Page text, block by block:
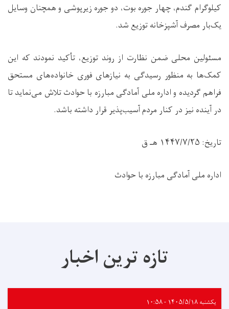
کیلوگرام گندم، چهار جوره بوت، دو جوره زیرپوشی و همچنان وسایل
یک‌بار مصرف آشپزخانه توزیع شد.
مسئولین محلی ضمن نظارت از روند توزیع، تأکید نمودند که این
کمک‌ها به منظور رسیدگی به نیازهای فوری خانواده‌های مستحق
فراهم گردیده و اداره ملی آمادگی مبارزه با حوادث تلاش می‌نماید تا
در آینده نیز در کنار مردم آسیب‌پذیر قرار داشته باشد.
تاریخ: ۱۴۴۷/۷/۲۵ هـ ق
اداره ملی آمادگی مبارزه با حوادث
تازه ترین اخبار
یکشنبه ۱۴۰۵/۵/۱۸ - ۱۰:۵۸